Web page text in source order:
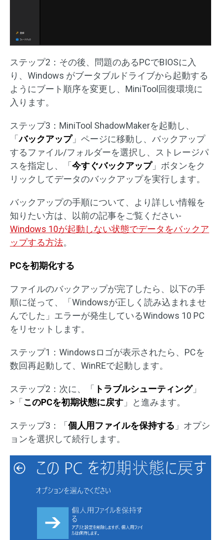
ステップ2：その後、問題のあるPCでBIOSに入
り、Windows がブータブルドライブから起動する
ようにブート順序を変更し、MiniTool回復環境に
入ります。
ステップ3：MiniTool ShadowMakerを起動し、
「バックアップ」ページに移動し、バックアップ
するファイル/フォルダーを選択し、ストレージパ
スを指定し、「 今すぐバックアップ」ボタンをク
リックしてデータのバックアップを実行します。
バックアップの手順について、より詳しい情報を
知りたい方は、以前の記事をご覧ください-
Windows 10が起動しない状態でデータをバックア
ップする方法。
PCを初期化する
ファイルのバックアップが完了したら、以下の手
順に従って、「Windowsが正しく読み込まれませ
んでした」エラーが発生しているWindows 10 PC
をリセットします。
ステップ1：Windowsロゴが表示されたら、PCを
数回再起動して、WinREで起動します。
ステップ2：次に、「 トラブルシューティング」
>「 このPCを初期状態に戻す 」と進みます。
ステップ3：「 個人用ファイルを保持する 」オプシ
ョンを選択して続行します。